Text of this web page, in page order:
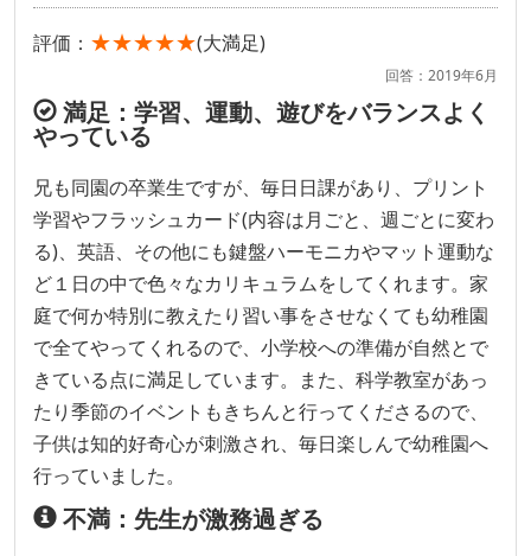
評価： ★★★★★(大満足)
回答：2019年6月
満足：学習、運動、遊びをバランスよく
やっている
兄も同園の卒業生ですが、毎日日課があり、プリント
学習やフラッシュカード(内容は月ごと、週ごとに変わ
る)、英語、その他にも鍵盤ハーモニカやマット運動な
ど１日の中で色々なカリキュラムをしてくれます。家
庭で何か特別に教えたり習い事をさせなくても幼稚園
で全てやってくれるので、小学校への準備が自然とで
きている点に満足しています。また、科学教室があっ
たり季節のイベントもきちんと行ってくださるので、
子供は知的好奇心が刺激され、毎日楽しんで幼稚園へ
行っていました。
不満：先生が激務過ぎる